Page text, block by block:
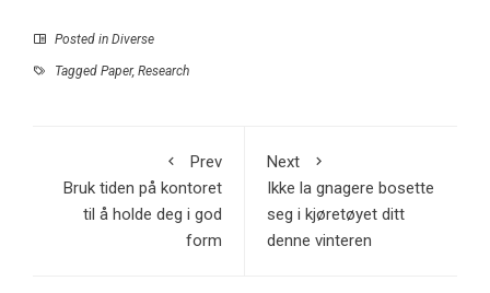
Posted in Diverse
Tagged Paper, Research
Prev
Bruk tiden på kontoret
til å holde deg i god
form
Next
Ikke la gnagere bosette
seg i kjøretøyet ditt
denne vinteren